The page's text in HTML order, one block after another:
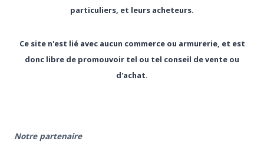
particuliers, et leurs acheteurs.
Ce site n'est lié avec aucun commerce ou armurerie, et est
donc libre de promouvoir tel ou tel conseil de vente ou
d'achat.
Notre partenaire